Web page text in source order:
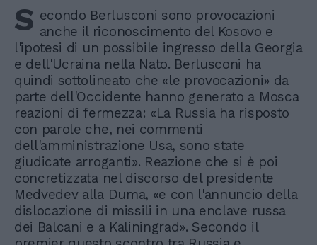
S econdo Berlusconi sono provocazioni
anche il riconoscimento del Kosovo e
l'ipotesi di un possibile ingresso della Georgia
e dell'Ucraina nella Nato. Berlusconi ha
quindi sottolineato che «le provocazioni» da
parte dell'Occidente hanno generato a Mosca
reazioni di fermezza: «La Russia ha risposto
con parole che, nei commenti
dell'amministrazione Usa, sono state
giudicate arroganti». Reazione che si è poi
concretizzata nel discorso del presidente
Medvedev alla Duma, «e con l'annuncio della
dislocazione di missili in una enclave russa
dei Balcani e a Kaliningrad». Secondo il